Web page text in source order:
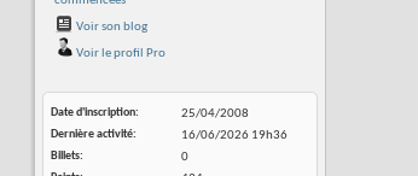
Voir son blog
Voir le profil Pro
Date d'inscription
25/04/2008
Dernière activité
16/06/2026 19h36
Billets
0